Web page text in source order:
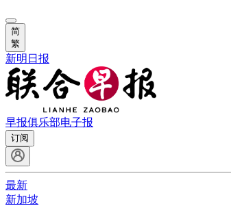
简
繁
新明日报
早报俱乐部电子报
订阅
最新
新加坡